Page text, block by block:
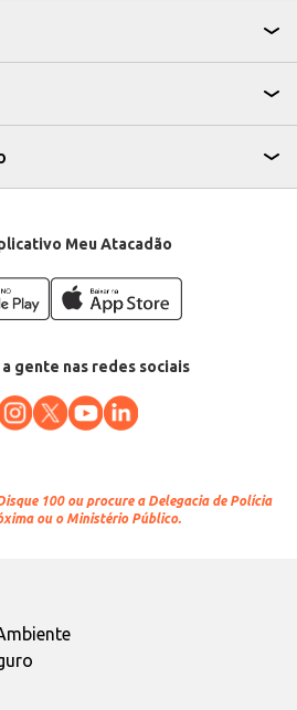
Meu Atacadão
gente nas redes sociais
100 ou procure a Delegacia de Polícia
ou o Ministério Público.